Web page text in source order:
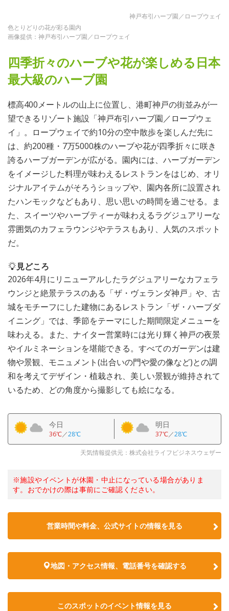
神戸布引ハーブ園／ロープウェイ
色とりどりの花が彩る園内
画像提供：神戸布引ハーブ園／ロープウェイ
四季折々のハーブや花が楽しめる日本
最大級のハーブ園
標高400メートルの山上に位置し、港町神戸の街並みが一
望できるリゾート施設「神戸布引ハーブ園／ロープウェ
イ」。ロープウェイで約10分の空中散歩を楽しんだ先に
は、約200種・7万5000株のハーブや花が四季折々に咲き
誇るハーブガーデンが広がる。園内には、ハーブガーデン
をイメージした料理が味わえるレストランをはじめ、オリ
ジナルアイテムがそろうショップや、園内各所に設置され
たハンモックなどもあり、思い思いの時間を過ごせる。ま
た、スイーツやハーブティーが味わえるラグジュアリーな
雰囲気のカフェラウンジやテラスもあり、人気のスポット
だ。
見どころ
2026年4月にリニューアルしたラグジュアリーなカフェラ
ウンジと絶景テラスのある「ザ・ヴェランダ神戸」や、古
城をモチーフにした建物にあるレストラン「ザ・ハーブダ
イニング」では、季節をテーマにした期間限定メニューを
味わえる。また、ナイター営業時には光り輝く神戸の夜景
やイルミネーションを堪能できる。すべてのガーデンは建
物や景観、モニュメント(出合いの門や愛の像など)との調
和を考えてデザイン・植栽され、美しい景観が維持されて
いるため、どの角度から撮影しても絵になる。
今日
36℃／28℃
明日
37℃／28℃
天気情報提供元：株式会社ライフビジネスウェザー
※施設やイベントが休園・中止になっている場合がありま
す。おでかけの際は事前にご確認ください。
営業時間や料金、公式サイトの情報を見る
地図・アクセス情報、電話番号を確認する
このスポットのイベント情報を見る